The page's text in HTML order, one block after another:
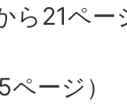
ら21ペー
ージ）